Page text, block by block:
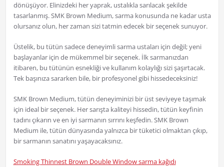
dönüşüyor. Elinizdeki her yaprak, ustalıkla sarılacak şekilde
tasarlanmış. SMK Brown Medium, sarma konusunda ne kadar usta
olursanız olun, her zaman sizi tatmin edecek bir seçenek sunuyor.
Üstelik, bu tütün sadece deneyimli sarma ustaları için değil; yeni
başlayanlar için de mükemmel bir seçenek. İlk sarmanızdan
itibaren, bu tütünün esnekliği ve kullanım kolaylığı sizi şaşırtacak.
Tek başınıza sararken bile, bir profesyonel gibi hissedeceksiniz!
SMK Brown Medium, tütün deneyiminizi bir üst seviyeye taşımak
için ideal bir seçenek. Her sarışta kaliteyi hissedin, tütün keyfinin
tadını çıkarın ve en iyi sarmanın sırrını keşfedin. SMK Brown
Medium ile, tütün dünyasında yalnızca bir tüketici olmaktan çıkıp,
bir sarmanın sanatını yaşayacaksınız.
Smoking Thinnest Brown Double Window sarma kağıdı